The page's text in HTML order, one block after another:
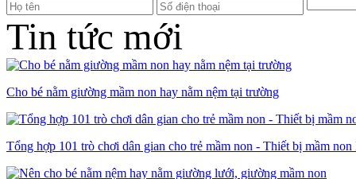
Tin tức mới
Cho bé nằm giường mầm non hay nằm nệm tại trường
Tổng hợp 101 trò chơi dân gian cho trẻ mầm non - Thiết bị mầm